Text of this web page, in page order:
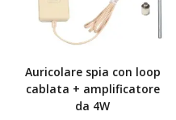
Auricolare spia con loop
cablata + amplificatore
da 4W